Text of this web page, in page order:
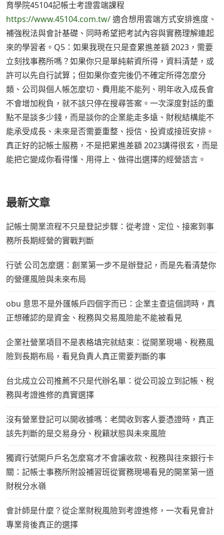
育學院45104記帳士考證雲端課程
https://www.45104.com.tw/適合想用雲端方式安排進度、
補強稅法與會計基礎、同時希望把考試內容與實務理解連起
來的學習者。Q5：如果我現在只是查累進差額 2023，需要
立刻找事務所嗎？如果你只是單純薪資所得，資料清楚，或
許可以先自行試算；但如果你查完後仍不確定所得怎麼分
類、公司與個人帳怎麼切、費用能不能列、明年收入成長會
不會增加稅負，就不該只停在搜尋答案。一次深度對話的重
點不是談多少錢，而是談你的企業能走多遠、財稅結構能不
能承受成長、未來是否需要重整、授信、投資或接班安排。
真正好的記帳士服務，不是把累進差額 2023講得很玄，而是
能把它變成你看得懂、用得上、做得出選擇的經營語言。
最新文章
記帳士開業流程不只是登記步驟：從考證、定位、接案到事
務所長期經營的實戰判斷
行號 公司怎麼選：創業第一步不是辦登記，而是先看清楚你
的營運風險與未來布局
obu 意思不是外匯帳戶四個字而已：企業主查這個詞時，真
正想確認的是資金、稅務與交易風險能不能被看見
企業社營業項目不是表格填完就結束：從開業現場、稅務風
險到長期布局，看見負責人真正需要判斷的事
台北成立公司推薦不只是代辦名單：從公司設立到記帳、稅
務與考證進修的真實選擇
沒有營業登記可以開收據嗎：老闆收到客人要憑證時，真正
該先判斷的是交易身分、稅籍狀態與未來風險
獨資行號開戶戶名怎麼寫才不會讓收款、稅務與往來銀行卡
關：記帳士事務所附設補習班從實務現場看見的開業第一道
財稅分水嶺
會計師是什麼？從企業財稅風險到考證進修，一次看見會計
專業背後真正的選擇